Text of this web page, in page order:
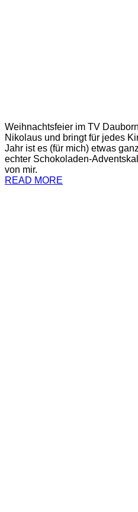
Weihnachtsfeier im TV
Nikolaus und bringt für jedes
Jahr ist es (für mich) etwas
echter Schokoladen-
von mir.
READ MORE